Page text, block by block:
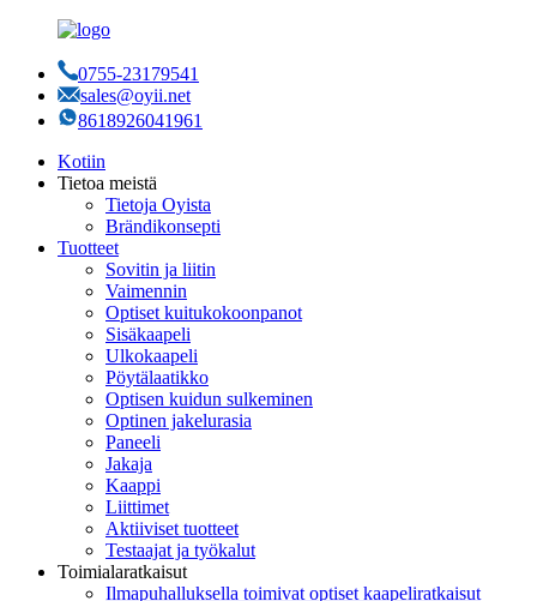
0755-23179541
sales@oyii.net
8618926041961
Kotiin
Tietoa meistä
Tietoja Oyista
Brändikonsepti
Tuotteet
Sovitin ja liitin
Vaimennin
Optiset kuitukokoonpanot
Sisäkaapeli
Ulkokaapeli
Pöytälaatikko
Optisen kuidun sulkeminen
Optinen jakelurasia
Paneeli
Jakaja
Kaappi
Liittimet
Aktiiviset tuotteet
Testaajat ja työkalut
Toimialaratkaisut
Ilmapuhalluksella toimivat optiset kaapeliratkaisut